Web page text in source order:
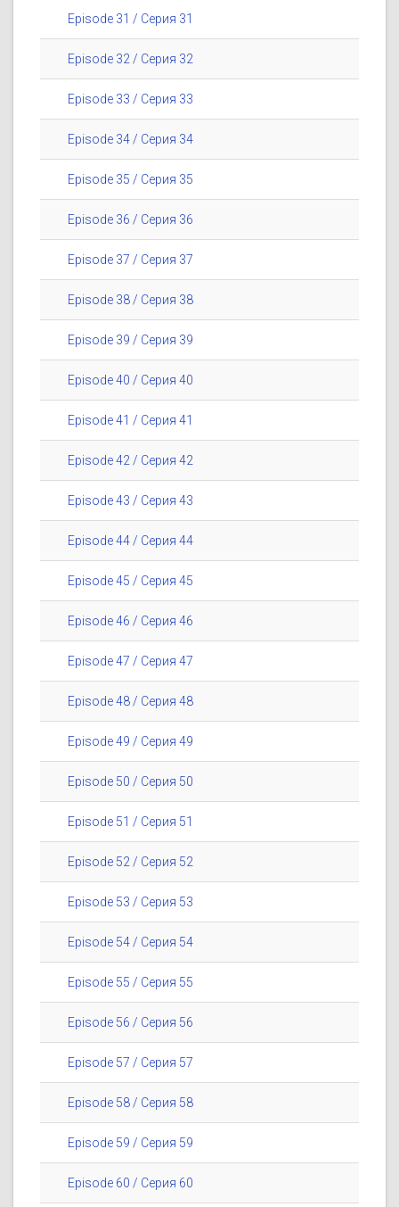
Episode 31 / Серия 31
Episode 32 / Серия 32
Episode 33 / Серия 33
Episode 34 / Серия 34
Episode 35 / Серия 35
Episode 36 / Серия 36
Episode 37 / Серия 37
Episode 38 / Серия 38
Episode 39 / Серия 39
Episode 40 / Серия 40
Episode 41 / Серия 41
Episode 42 / Серия 42
Episode 43 / Серия 43
Episode 44 / Серия 44
Episode 45 / Серия 45
Episode 46 / Серия 46
Episode 47 / Серия 47
Episode 48 / Серия 48
Episode 49 / Серия 49
Episode 50 / Серия 50
Episode 51 / Серия 51
Episode 52 / Серия 52
Episode 53 / Серия 53
Episode 54 / Серия 54
Episode 55 / Серия 55
Episode 56 / Серия 56
Episode 57 / Серия 57
Episode 58 / Серия 58
Episode 59 / Серия 59
Episode 60 / Серия 60